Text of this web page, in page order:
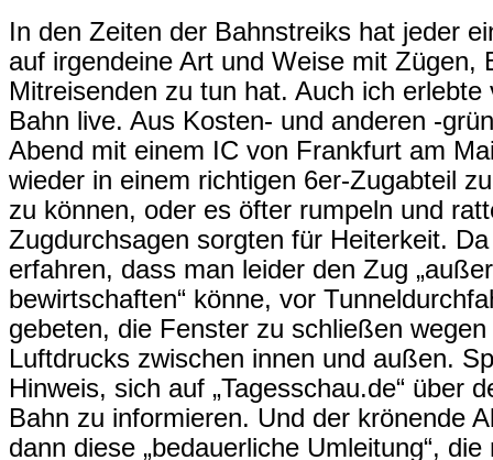
In den Zeiten der Bahnstreiks hat jeder
auf irgendeine Art und Weise mit Zügen,
Mitreisenden zu tun hat. Auch ich erlebte
Bahn live. Aus Kosten- und anderen -
Abend mit einem IC von Frankfurt am
wieder in einem richtigen 6er-Zugabteil
zu können, oder es öfter rumpeln und
Zugdurchsagen sorgten für Heiterkeit.
erfahren, dass man leider den Zug
bewirtschaften“ könne, vor
gebeten, die Fenster zu schließen
Luftdrucks zwischen innen und außen.
Hinweis, sich auf „Tagesschau.de“ über
Bahn zu informieren. Und der krönende
dann diese „bedauerliche Umleitung“,